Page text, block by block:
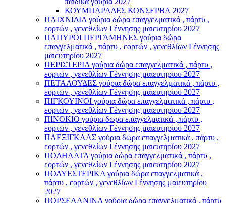
ΚΟΥΜΠΑΡΑΔΕΣ ΚΟΝΣΕΡΒΑ 2027
ΠΑΙΧΝΙΔΙΑ γούρια δώρα επαγγελματικά , πάρτυ ,
εορτών , γενεθλίων Γέννησης μαιευτηρίου 2027
ΠΑΠΥΡΟΙ ΠΕΡΓΑΜΗΝΕΣ γούρια δώρα
επαγγελματικά , πάρτυ , εορτών , γενεθλίων Γέννησης
μαιευτηρίου 2027
ΠΕΡΙΣΤΕΡΙΑ γούρια δώρα επαγγελματικά , πάρτυ ,
εορτών , γενεθλίων Γέννησης μαιευτηρίου 2027
ΠΕΤΑΛΟΥΔΕΣ γούρια δώρα επαγγελματικά , πάρτυ ,
εορτών , γενεθλίων Γέννησης μαιευτηρίου 2027
ΠΙΓΚΟΥΙΝΟΙ γούρια δώρα επαγγελματικά , πάρτυ ,
εορτών , γενεθλίων Γέννησης μαιευτηρίου 2027
ΠΙΝΟΚΙΟ γούρια δώρα επαγγελματικά , πάρτυ ,
εορτών , γενεθλίων Γέννησης μαιευτηρίου 2027
ΠΛΕΞΙΓΚΛΑΣ γούρια δώρα επαγγελματικά , πάρτυ ,
εορτών , γενεθλίων Γέννησης μαιευτηρίου 2027
ΠΟΔΗΛΑΤΑ γούρια δώρα επαγγελματικά , πάρτυ ,
εορτών , γενεθλίων Γέννησης μαιευτηρίου 2027
ΠΟΛΥΕΣΤΕΡΙΚΑ γούρια δώρα επαγγελματικά ,
πάρτυ , εορτών , γενεθλίων Γέννησης μαιευτηρίου
2027
ΠΟΡΣΕΛΑΝΙΝΑ γούρια δώρα επαγγελματικά , πάρτυ